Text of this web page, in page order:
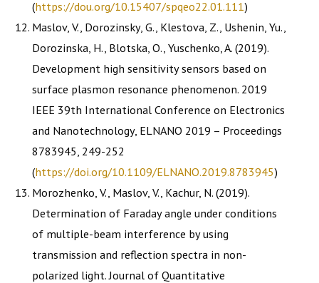
(https://dou.org/10.15407/spqeo22.01.111)
Maslov, V., Dorozinsky, G., Klestova, Z., Ushenin, Yu.,
Dorozinska, H., Blotska, O., Yuschenko, A. (2019).
Development high sensitivity sensors based on
surface plasmon resonance phenomenon. 2019
IEEE 39th International Conference on Electronics
and Nanotechnology, ELNANO 2019 – Proceedings
8783945, 249-252
(https://doi.org/10.1109/ELNANO.2019.8783945)
Morozhenko, V., Maslov, V., Kachur, N. (2019).
Determination of Faraday angle under conditions
of multiple-beam interference by using
transmission and reflection spectra in non-
polarized light. Journal of Quantitative